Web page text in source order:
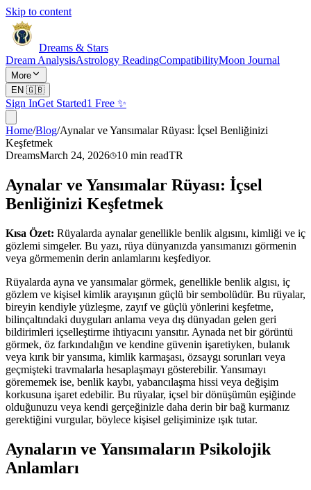
Skip to content
Dreams & Stars
Dream AnalysisAstrology ReadingCompatibilityMoon Journal
More
EN 🇬🇧
Sign InGet Started1 Free ✨
Home/Blog/Aynalar ve Yansımalar Rüyası: İçsel Benliğinizi
Keşfetmek
DreamsMarch 24, 2026 10 min readTR
Aynalar ve Yansımalar Rüyası: İçsel
Benliğinizi Keşfetmek
Kısa Özet: Rüyalarda aynalar genellikle benlik algısını, kimliği ve iç
gözlemi simgeler. Bu yazı, rüya dünyanızda yansımanızı görmenin
veya görmemenin derin anlamlarını keşfediyor.
Rüyalarda ayna ve yansımalar görmek, genellikle benlik algısı, iç
gözlem ve kişisel kimlik arayışının güçlü bir sembolüdür. Bu rüyalar,
bireyin kendiyle yüzleşme, zayıf ve güçlü yönlerini keşfetme,
bilinçaltındaki duyguları anlama veya dış dünyadan gelen geri
bildirimleri içselleştirme ihtiyacını yansıtır. Aynada net bir görüntü
görmek, öz farkındalığın ve kendine güvenin işaretiyken, bulanık
veya kırık bir yansıma, kimlik karmaşası, özsaygı sorunları veya
geçmişteki travmalarla hesaplaşmayı gösterebilir. Yansımayı
görememek ise, benlik kaybı, yabancılaşma hissi veya değişim
korkusuna işaret edebilir. Bu rüyalar, içsel bir dönüşümün eşiğinde
olduğunuzu veya kendi gerçeğinizle daha derin bir bağ kurmanız
gerektiğini vurgular, böylece kişisel gelişiminize ışık tutar.
Aynaların ve Yansımaların Psikolojik
Anlamları